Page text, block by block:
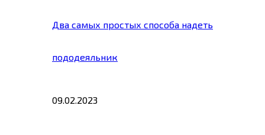
Два самых простых способа надеть
пододеяльник
09.02.2023